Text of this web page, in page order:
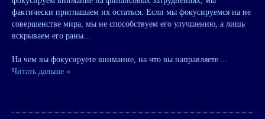
фактически приглашаем их остаться. Если мы фокусируемся на не
совершенстве мира, мы не способствуем его улучшению, а лишь
вскрываем его раны...
На чем вы фокусируете внимание, на что вы направляете ...
Читать дальше »